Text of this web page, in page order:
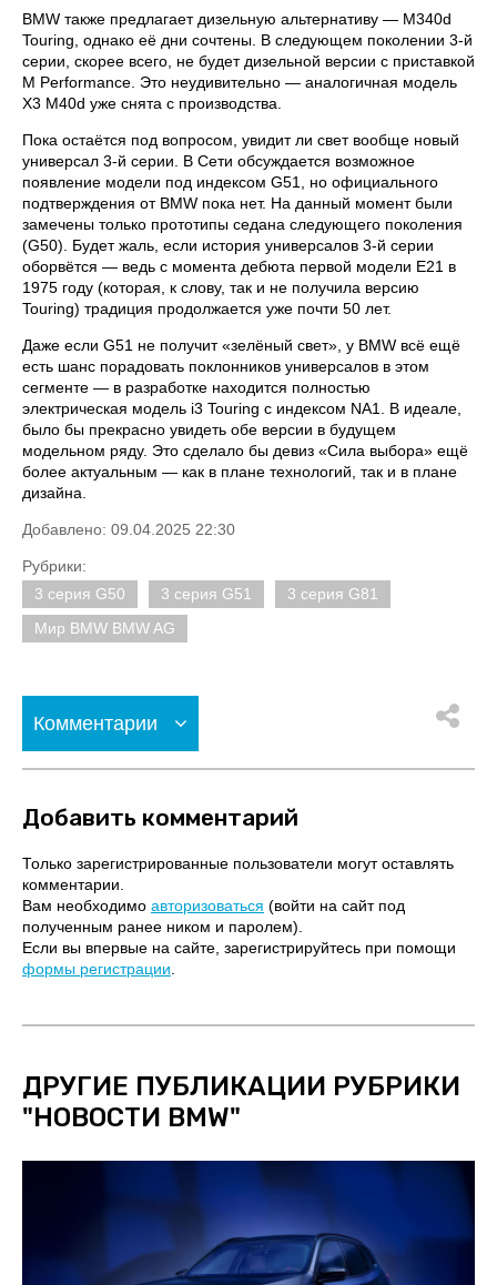
BMW также предлагает дизельную альтернативу — M340d
Touring, однако её дни сочтены. В следующем поколении 3-й
серии, скорее всего, не будет дизельной версии с приставкой
M Performance. Это неудивительно — аналогичная модель
X3 M40d уже снята с производства.
Пока остаётся под вопросом, увидит ли свет вообще новый
универсал 3-й серии. В Сети обсуждается возможное
появление модели под индексом G51, но официального
подтверждения от BMW пока нет. На данный момент были
замечены только прототипы седана следующего поколения
(G50). Будет жаль, если история универсалов 3-й серии
оборвётся — ведь с момента дебюта первой модели E21 в
1975 году (которая, к слову, так и не получила версию
Touring) традиция продолжается уже почти 50 лет.
Даже если G51 не получит «зелёный свет», у BMW всё ещё
есть шанс порадовать поклонников универсалов в этом
сегменте — в разработке находится полностью
электрическая модель i3 Touring с индексом NA1. В идеале,
было бы прекрасно увидеть обе версии в будущем
модельном ряду. Это сделало бы девиз «Сила выбора» ещё
более актуальным — как в плане технологий, так и в плане
дизайна.
Добавлено: 09.04.2025 22:30
Рубрики:
3 серия G50
3 серия G51
3 серия G81
Мир BMW BMW AG
Комментарии
Добавить комментарий
Только зарегистрированные пользователи могут оставлять
комментарии.
Вам необходимо авторизоваться (войти на сайт под
полученным ранее ником и паролем).
Если вы впервые на сайте, зарегистрируйтесь при помощи
формы регистрации
ДРУГИЕ ПУБЛИКАЦИИ РУБРИКИ
"НОВОСТИ BMW"